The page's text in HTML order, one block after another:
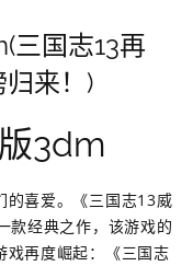
三国志13再
来！)
3dm
的喜爱。《三国志13威
款经典之作，该游戏的
戏再度崛起：《三国志